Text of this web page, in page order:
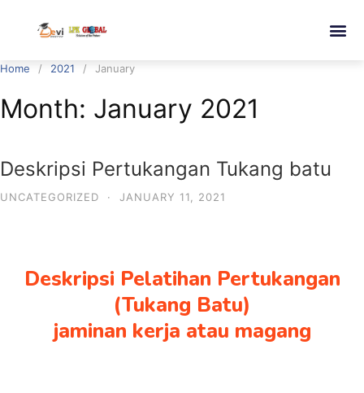
Home 2021 January
Month: January 2021
Deskripsi Pertukangan Tukang batu
UNCATEGORIZED · JANUARY 11, 2021
Deskripsi Pelatihan Pertukangan
(Tukang Batu)
jaminan kerja atau magang